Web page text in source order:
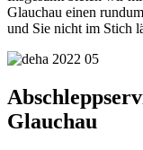
Glauchau einen
und Sie nicht im Stich
Glauchau